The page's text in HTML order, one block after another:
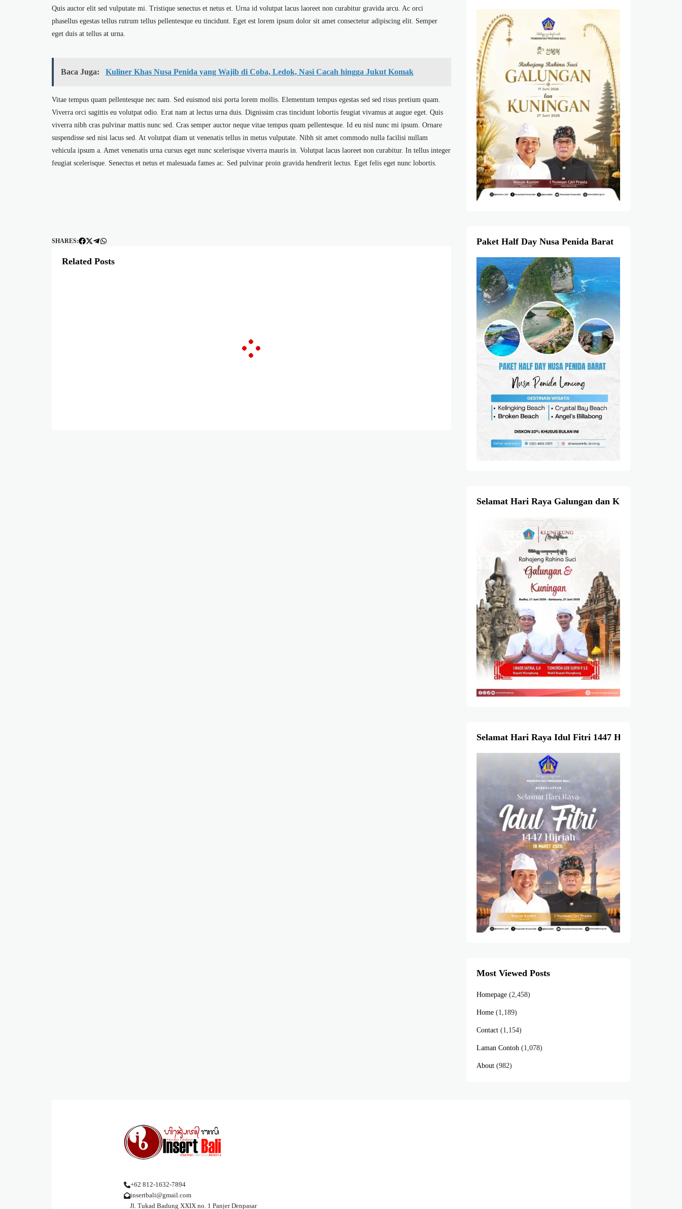
Quis auctor elit sed vulputate mi. Tristique senectus et netus et. Urna id volutpat lacus laoreet non curabitur gravida arcu. Ac orci
phasellus egestas tellus rutrum tellus pellentesque eu tincidunt. Eget est lorem ipsum dolor sit amet consectetur adipiscing elit. Semper
eget duis at tellus at urna.
Baca Juga: Kuliner Khas Nusa Penida yang Wajib di Coba, Ledok, Nasi Cacah hingga Jukut Komak
Vitae tempus quam pellentesque nec nam. Sed euismod nisi porta lorem mollis. Elementum tempus egestas sed sed risus pretium quam.
Viverra orci sagittis eu volutpat odio. Erat nam at lectus urna duis. Dignissim cras tincidunt lobortis feugiat vivamus at augue eget. Quis
viverra nibh cras pulvinar mattis nunc sed. Cras semper auctor neque vitae tempus quam pellentesque. Id eu nisl nunc mi ipsum. Ornare
suspendisse sed nisi lacus sed. At volutpat diam ut venenatis tellus in metus vulputate. Nibh sit amet commodo nulla facilisi nullam
vehicula ipsum a. Amet venenatis urna cursus eget nunc scelerisque viverra mauris in. Volutpat lacus laoreet non curabitur. In tellus integer
feugiat scelerisque. Senectus et netus et malesuada fames ac. Sed pulvinar proin gravida hendrerit lectus. Eget felis eget nunc lobortis.
SHARES:
Related Posts
Paket Half Day Nusa Penida Barat
Selamat Hari Raya Galungan dan Kuningan
Selamat Hari Raya Idul Fitri 1447 Hijriah
Most Viewed Posts
Homepage (2,458)
Home (1,189)
Contact (1,154)
Laman Contoh (1,078)
About (982)
+62 812-1632-7894
insertbali@gmail.com
Jl. Tukad Badung XXIX no. 1 Panjer Denpasar